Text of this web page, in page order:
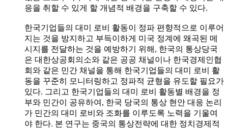
응을 취할 수 있게 할 개념적 배경을 구축할 수 있다.
한국기업들의 대미 로비 활동이 정파 편향적으로 이루어
지는 것을 방지하고 부득이하게 미국 정계에 왜곡된 메
시지를 전달하는 것을 예방하기 위해, 한국의 통상당국
은 대한상공회의소와 같은 공공 채널이나 한국경제인협
회와 같은 민간 채널을 통해 한국기업들의 대미 로비 활
동을 꾸준히 모니터링하고 정파적 균형을 유도할 필요가
있다. 그리고 한국기업들의 대미 로비 활동별 배경을 정
부와 민간이 공유하여, 한국 당국의 통상 현안 대응 논리
가 민간의 대미 로비와 조화를 이루도록 노력을 기울여
야 한다. 본 연구는 중국의 통상전략에 대한 정치경제적